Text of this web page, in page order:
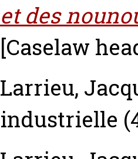
et des
[Caselaw
Larrieu,
industrielle